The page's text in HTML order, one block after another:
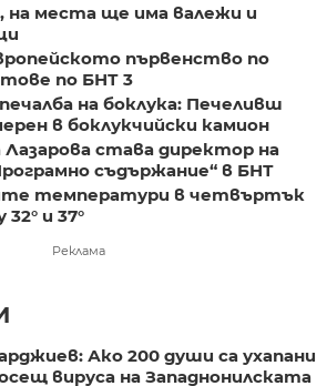
на места ще има валежи и
първенство по
по БНТ 3
на боклука: Печеливш
в боклукчийски камион
става директор на
съдържание“ в БНТ
температури в четвъртък
и 37°
Реклама
Ако 200 души са ухапани
вируса на Западнонилската